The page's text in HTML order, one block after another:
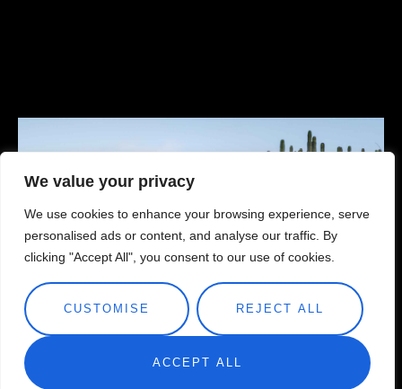
We value your privacy
We use cookies to enhance your browsing experience, serve
personalised ads or content, and analyse our traffic. By
clicking "Accept All", you consent to our use of cookies.
CUSTOMISE REJECT ALL
ACCEPT ALL